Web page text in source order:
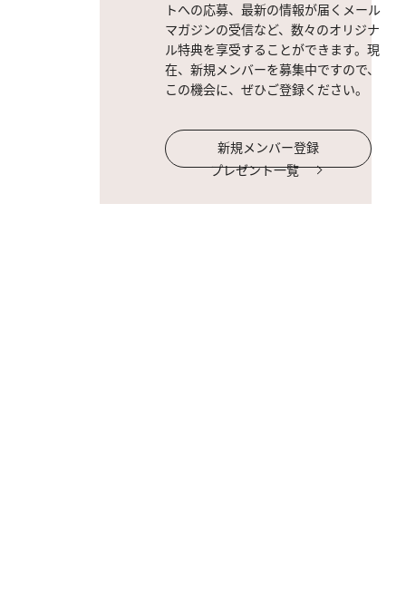
トへの応募、最新の情報が届くメール
マガジンの受信など、数々のオリジナ
ル特典を享受することができます。現
在、新規メンバーを募集中ですので、
この機会に、ぜひご登録ください。
新規メンバー登録
プレゼント一覧